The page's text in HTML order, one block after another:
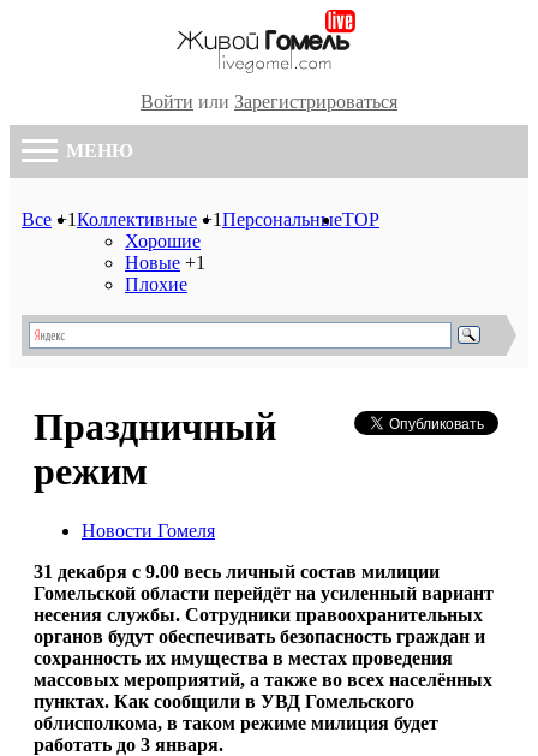
Войти или Зарегистрироваться
МЕНЮ
Все +1Коллективные +1
Хорошие
Новые +1
Плохие
ПерсональныеTOP
Праздничный
режим
Новости Гомеля
31 декабря с 9.00 весь личный состав милиции
Гомельской области перейдёт на усиленный вариант
несения службы. Сотрудники правоохранительных
органов будут обеспечивать безопасность граждан и
сохранность их имущества в местах проведения
массовых мероприятий, а также во всех населённых
пунктах. Как сообщили в УВД Гомельского
облисполкома, в таком режиме милиция будет
работать до 3 января.